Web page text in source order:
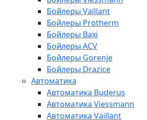
Бойлеры Vaillant
Бойлеры Protherm
Бойлеры Baxi
Бойлеры ACV
Бойлеры Gorenje
Бойлеры Drazice
Автоматика
Автоматика Buderus
Автоматика Viessmann
Автоматика Vaillant